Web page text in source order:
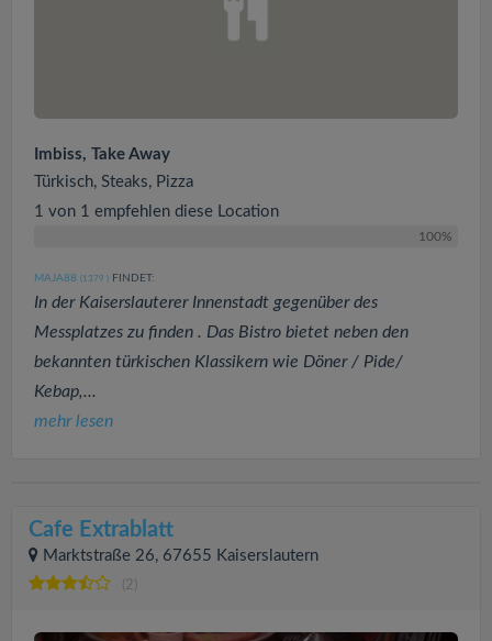
Imbiss, Take Away
Türkisch, Steaks, Pizza
1 von 1 empfehlen diese Location
100%
MAJA88 (1379 ) FINDET:
In der Kaiserslauterer Innenstadt gegenüber des
Messplatzes zu finden . Das Bistro bietet neben den
bekannten türkischen Klassikern wie Döner / Pide/
Kebap,...
mehr lesen
Cafe Extrablatt
Marktstraße 26, 67655 Kaiserslautern
(2)